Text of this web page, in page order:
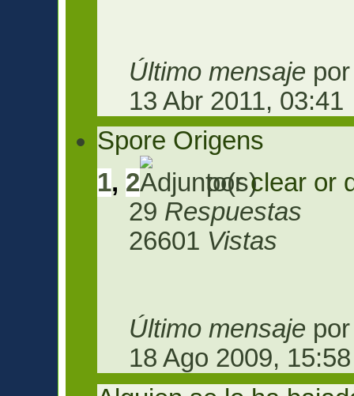
Último mensaje
13 Abr 2011, 03:41
Spore Origens
1, 2 porclear or
29 Respuestas
26601 Vistas
Último mensaje
18 Ago 2009, 15:58